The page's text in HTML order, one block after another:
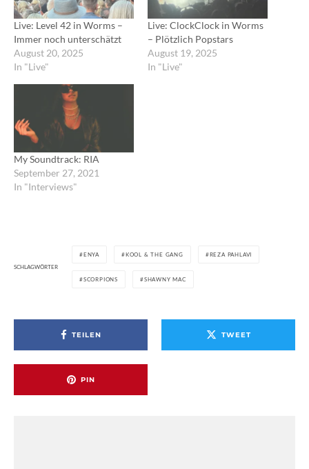
Live: Level 42 in Worms –
Immer noch unterschätzt
August 20, 2025
In "Live"
Live: ClockClock in Worms
– Plötzlich Popstars
August 19, 2025
In "Live"
My Soundtrack: RIA
September 27, 2021
In "Interviews"
SCHLAGWÖRTER
ENYA KOOL & THE GANG REZA PAHLAVI
SCORPIONS SHAWNY MAC
TEILEN TWEET
PIN